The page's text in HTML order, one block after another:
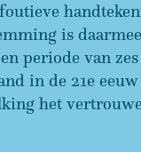
is
periode van
in de 21e
het